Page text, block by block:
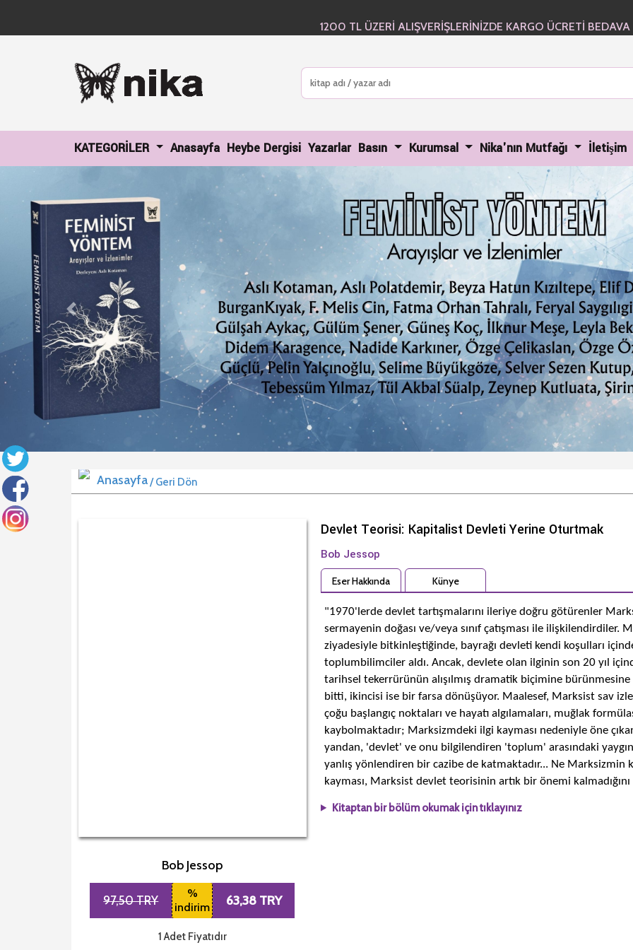
1200 TL ÜZERİ ALIŞVERİŞLERİNİZDE KARGO ÜCRETİ BEDAVA
KATEGORİLER Anasayfa(current)
Heybe Dergisi(current)
Yazarlar Basın Kurumsal Nika'nın Mutfağı İletişim
Previous
/ Geri Dön
Bob Jessop
97,50 TRY
%
indirim
63,38 TRY
1 Adet Fiyatıdır
Devlet Teorisi: Kapitalist Devleti Yerine Oturtmak
Bob Jessop
Eser Hakkında Künye
"1970'lerde devlet tartışmalarını ileriye doğru götürenler
sermayenin doğası ve/veya sınıf çatışması ile ilişkilendirdiler.
ziyadesiyle bitkinleştiğinde, bayrağı devleti kendi koşulları
toplumbilimciler aldı. Ancak, devlete olan ilginin son 20 yıl
tarihsel tekerrürünün alışılmış dramatik biçimine bürünmesine
bitti, ikincisi ise bir farsa dönüşüyor. Maalesef, Marksist sav
çoğu başlangıç noktaları ve hayatı algılamaları, muğlak
kaybolmaktadır; Marksizmdeki ilgi kayması nedeniyle öne
yandan, 'devlet' ve onu bilgilendiren 'toplum' arasındaki
yanlış yönlendiren bir cazibe de katmaktadır... Ne
kayması, Marksist devlet teorisinin artık bir önemi
Kitaptan bir bölüm okumak için tıklayınız